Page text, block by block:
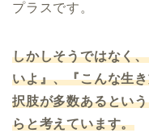
プラスです。
しかしそうではなく
いよ』、『こんな生
択肢が多数あるとい
らと考えています。